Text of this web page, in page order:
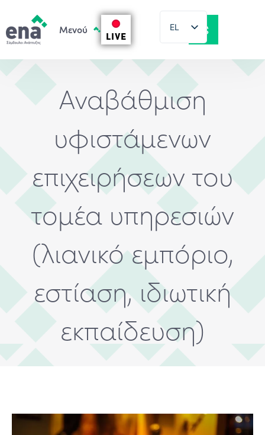
LIVE
EL
EN
Αναβάθμιση
υφιστάμενων
επιχειρήσεων του
τομέα υπηρεσιών
(λιανικό εμπόριο,
εστίαση, ιδιωτική
εκπαίδευση)